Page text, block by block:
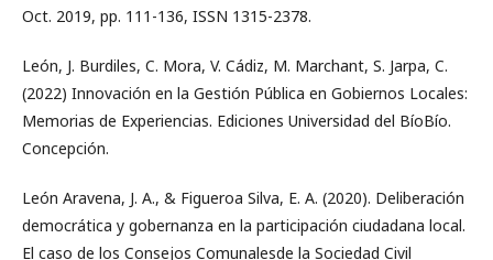
Oct. 2019, pp. 111-136, ISSN 1315-2378.
León, J. Burdiles, C. Mora, V. Cádiz, M. Marchant, S. Jarpa, C.
(2022) Innovación en la Gestión Pública en Gobiernos Locales:
Memorias de Experiencias. Ediciones Universidad del BíoBío.
Concepción.
León Aravena, J. A., & Figueroa Silva, E. A. (2020). Deliberación
democrática y gobernanza en la participación ciudadana local.
El caso de los Consejos Comunalesde la Sociedad Civil